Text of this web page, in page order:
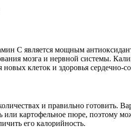
C является мощным
мозга и нервной системы.
клеток и здоровья сердечно-
и правильно готовить.
картофельное пюре, поэтому
его калорийность.